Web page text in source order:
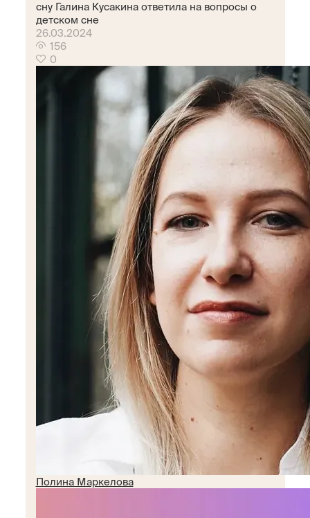
сну Галина Кусакина ответила на вопросы о
детском сне
26.03.2024
156
0
Полина Маркелова